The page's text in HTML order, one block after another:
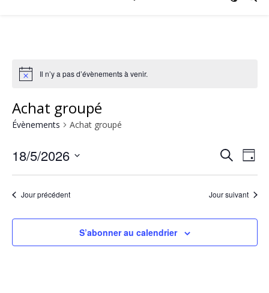
Il n’y a pas d’évènements à venir.
Achat groupé
Évènements Achat groupé
et
de
Recherche
de
Jour
18/5/2026
Sélectionnez
date.
Jour précédent Jour suivant
S’abonner au calendrier